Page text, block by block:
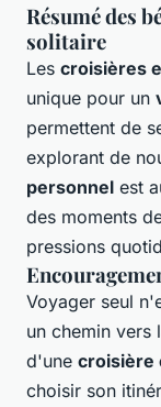
Résumé des
solitaire
Les croisières
unique pour un
permettent de
explorant de
personnel est
des moments
pressions
Voyager seul
un chemin vers
d'une croisière
choisir son